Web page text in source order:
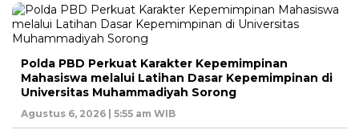
Polda PBD Perkuat Karakter Kepemimpinan
Mahasiswa melalui Latihan Dasar Kepemimpinan di
Universitas Muhammadiyah Sorong
Agustus 6, 2026 | 5:55 am WIB